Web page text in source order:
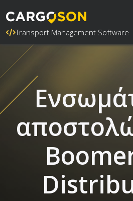
Transport Management Software